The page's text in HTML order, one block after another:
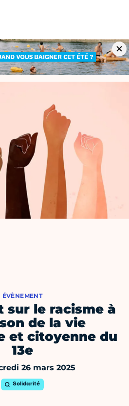
ÉVÈNEMENT
sur le racisme à
de la vie
et citoyenne du
13e
26 mars 2025
Solidarité